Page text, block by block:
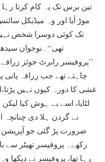
تین برس تک یہ کام کرتا
موڑ آیا اور وہ میڈیکل
تک کوئی دوسرا شخص
تھی‘‘۔نوجوان
’’پروفیسر رابرٹ جوئز
چاہتے تھے جب زرافہ پانی
غشی کا دورہ کیوں نہیں
لٹایا، اسے بے ہوش کیا
نے گردن ہلا دی
ضرورت پڑ گئی جو
رکھے۔ پروفیسر تھیٹر سے
رہا تھا، پروفیسر نے